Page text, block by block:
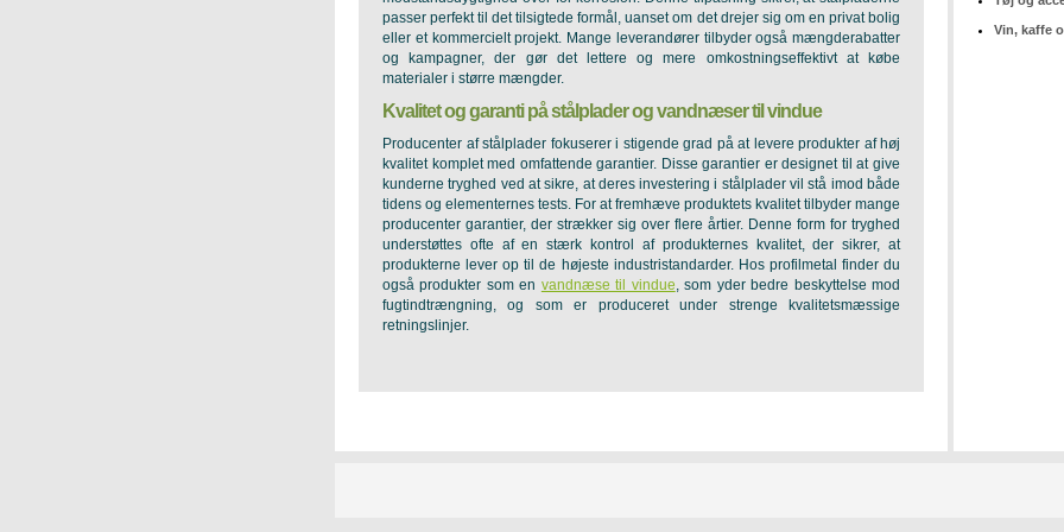
passer perfekt til det tilsigtede formål, uanset om det drejer sig om en privat bolig
eller et kommercielt projekt. Mange leverandører tilbyder også mængderabatter
og kampagner, der gør det lettere og mere omkostningseffektivt at købe
materialer i større mængder.
Kvalitet og garanti på stålplader og vandnæser til vindue
Producenter af stålplader fokuserer i stigende grad på at levere produkter af høj
kvalitet komplet med omfattende garantier. Disse garantier er designet til at give
kunderne tryghed ved at sikre, at deres investering i stålplader vil stå imod både
tidens og elementernes tests. For at fremhæve produktets kvalitet tilbyder mange
producenter garantier, der strækker sig over flere årtier. Denne form for tryghed
understøttes ofte af en stærk kontrol af produkternes kvalitet, der sikrer, at
produkterne lever op til de højeste industristandarder. Hos profilmetal finder du
også produkter som en vandnæse til vindue, som yder bedre beskyttelse mod
fugtindtrængning, og som er produceret under strenge kvalitetsmæssige
retningslinjer.
Vin, kaffe